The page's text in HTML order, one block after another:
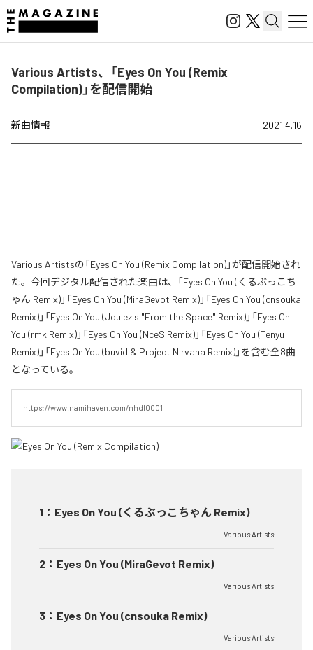
Various Artists、「Eyes On You (Remix
Compilation)」を配信開始
新曲情報 2021.4.16
Various Artistsの「Eyes On You (Remix Compilation)」が配信開始され
た。今回デジタル配信された楽曲は、「Eyes On You (くるぶっこち
ゃん Remix)」「Eyes On You (MiraGevot Remix)」「Eyes On You (cnsouka
Remix)」「Eyes On You (Joulez's "From the Space" Remix)」「Eyes On
You (rmk Remix)」「Eyes On You (NceS Remix)」「Eyes On You (Tenyu
Remix)」「Eyes On You (buvid & Project Nirvana Remix)」を含む全8曲
となっている。
https://www.namihaven.com/nhdl0001
1 ： Eyes On You (くるぶっこちゃん Remix)
Various Artists
2 ： Eyes On You (MiraGevot Remix)
Various Artists
3 ： Eyes On You (cnsouka Remix)
Various Artists